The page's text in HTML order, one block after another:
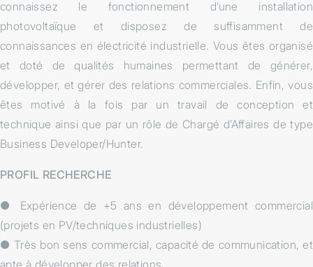
connaissez le fonctionnement d’une installation
photovoltaïque et disposez de suffisamment de
connaissances en électricité industrielle. Vous êtes organisé
et doté de qualités humaines permettant de générer,
développer, et gérer des relations commerciales. Enfin, vous
êtes motivé à la fois par un travail de conception et
technique ainsi que par un rôle de Chargé d’Affaires de type
Business Developer/Hunter.
PROFIL RECHERCHE
● Expérience de +5 ans en développement commercial
(projets en PV/techniques industrielles)
● Très bon sens commercial, capacité de communication, et
apte à développer des relations